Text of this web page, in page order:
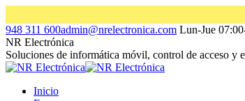
Saltar
al
contenido
Facebook
page
opens
in
window
Instagram
page
opens
in
window
Linkedin
page
opens
in
window
948 311 600admin@nrelectronica.com Lun-Jue
NR Electrónica
Soluciones de informática móvil, control de acceso y
Inicio